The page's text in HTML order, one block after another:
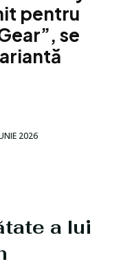
pentru
se
2026
a lui